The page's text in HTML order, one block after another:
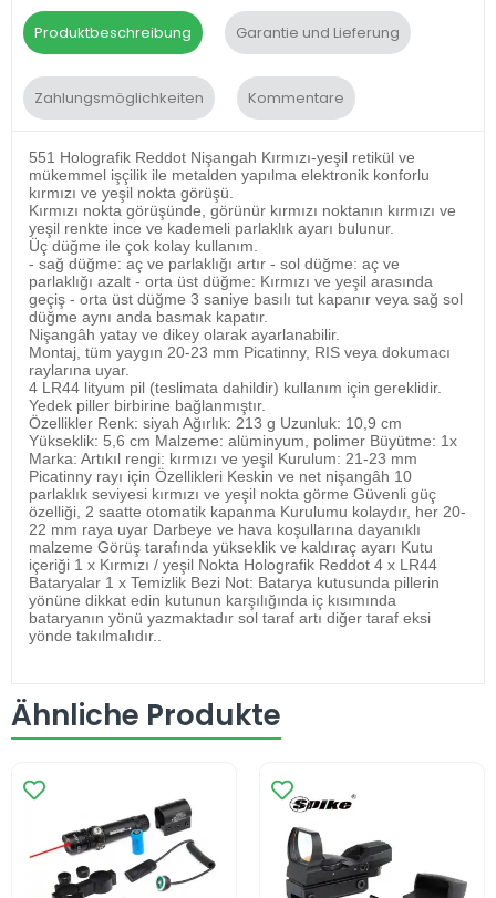
Produktbeschreibung Garantie und Lieferung
Zahlungsmöglichkeiten Kommentare
551 Holografik Reddot Nişangah Kırmızı-yeşil retikül ve
mükemmel işçilik ile metalden yapılma elektronik konforlu
kırmızı ve yeşil nokta görüşü.
Kırmızı nokta görüşünde, görünür kırmızı noktanın kırmızı ve
yeşil renkte ince ve kademeli parlaklık ayarı bulunur.
Üç düğme ile çok kolay kullanım.
- sağ düğme: aç ve parlaklığı artır - sol düğme: aç ve
parlaklığı azalt - orta üst düğme: Kırmızı ve yeşil arasında
geçiş - orta üst düğme 3 saniye basılı tut kapanır veya sağ sol
düğme aynı anda basmak kapatır.
Nişangâh yatay ve dikey olarak ayarlanabilir.
Montaj, tüm yaygın 20-23 mm Picatinny, RIS veya dokumacı
raylarına uyar.
4 LR44 lityum pil (teslimata dahildir) kullanım için gereklidir.
Yedek piller birbirine bağlanmıştır.
Özellikler Renk: siyah Ağırlık: 213 g Uzunluk: 10,9 cm
Yükseklik: 5,6 cm Malzeme: alüminyum, polimer Büyütme: 1x
Marka: Artıkıl rengi: kırmızı ve yeşil Kurulum: 21-23 mm
Picatinny rayı için Özellikleri Keskin ve net nişangâh 10
parlaklık seviyesi kırmızı ve yeşil nokta görme Güvenli güç
özelliği, 2 saatte otomatik kapanma Kurulumu kolaydır, her 20-
22 mm raya uyar Darbeye ve hava koşullarına dayanıklı
malzeme Görüş tarafında yükseklik ve kaldıraç ayarı Kutu
içeriği 1 x Kırmızı / yeşil Nokta Holografik Reddot 4 x LR44
Bataryalar 1 x Temizlik Bezi Not: Batarya kutusunda pillerin
yönüne dikkat edin kutunun karşılığında iç kısımında
bataryanın yönü yazmaktadır sol taraf artı diğer taraf eksi
yönde takılmalıdır..
Ähnliche Produkte